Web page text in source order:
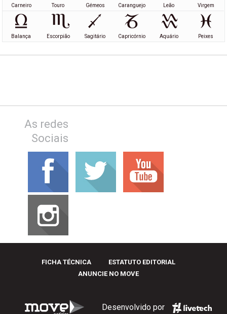
Carneiro Touro Gémeos Caranguejo Leão Virgem
Balança Escorpião Sagitário Capricórnio Aquário Peixes
As redes
Sociais
FICHA TÉCNICA
ESTATUTO EDITORIAL
ANUNCIE NO MOVE
Desenvolvido por